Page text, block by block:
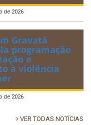
de 2026
Gravatá
programação
e
à violência
de 2026
VER TODAS NOTÍCIAS